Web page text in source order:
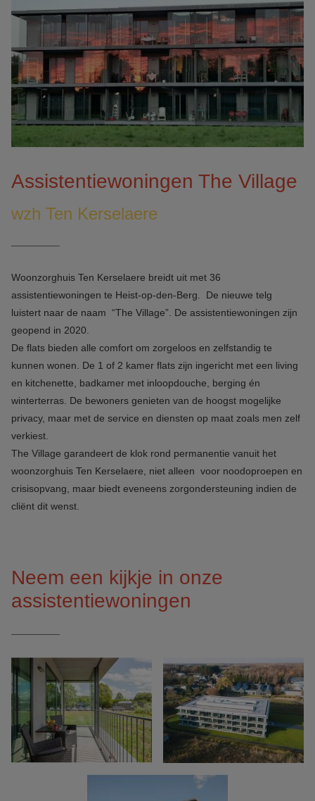
Assistentiewoningen The Village
wzh Ten Kerselaere
Woonzorghuis Ten Kerselaere breidt uit met 36
assistentiewoningen te Heist-op-den-Berg. De nieuwe telg
luistert naar de naam “The Village”. De assistentiewoningen zijn
geopend in 2020.
De flats bieden alle comfort om zorgeloos en zelfstandig te
kunnen wonen. De 1 of 2 kamer flats zijn ingericht met een living
en kitchenette, badkamer met inloopdouche, berging én
winterterras. De bewoners genieten van de hoogst mogelijke
privacy, maar met de service en diensten op maat zoals men zelf
verkiest.
The Village garandeert de klok rond permanentie vanuit het
woonzorghuis Ten Kerselaere, niet alleen voor noodoproepen en
crisisopvang, maar biedt eveneens zorgondersteuning indien de
cliënt dit wenst.
Neem een kijkje in onze
assistentiewoningen